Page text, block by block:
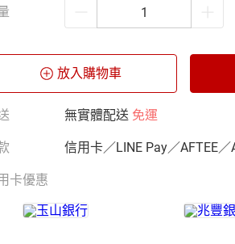
放入購物車
無實體配送 免運
信用卡／LINE Pay／AFTEE／
卡優惠